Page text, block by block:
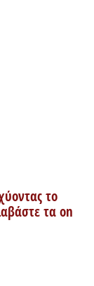
το
τα on